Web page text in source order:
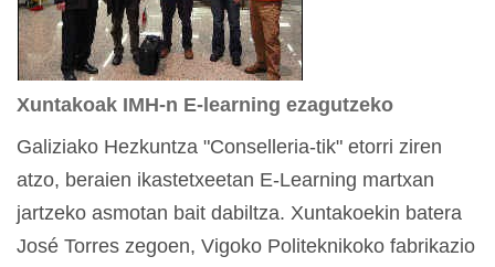
Xuntakoak IMH-n E-learning ezagutzeko
Galiziako Hezkuntza "Conselleria-tik" etorri ziren
atzo, beraien ikastetxeetan E-Learning martxan
jartzeko asmotan bait dabiltza. Xuntakoekin batera
José Torres zegoen, Vigoko Politeknikoko fabrikazio